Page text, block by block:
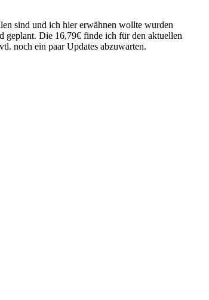
sind und ich hier erwähnen wollte wurden
geplant. Die 16,79€ finde ich für den aktuellen
noch ein paar Updates abzuwarten.